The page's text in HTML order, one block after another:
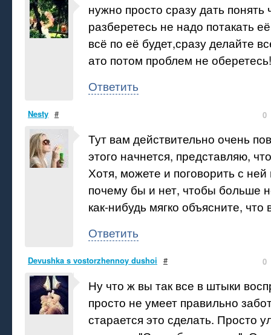
нужно просто сразу дать понять
разберетесь не надо потакать
всё по её будет,сразу делайте
ато потом проблем не
Ответить
Nesty # 0
Тут вам действительно очень
этого начнется, представляю,
Хотя, можете и поговорить с ней
почему бы и нет, чтобы больше
как-нибудь мягко объясните,
Ответить
Devushka s vostorzhennoy dushoi # 0
Ну что ж вы так все в штыки
просто не умеет правильно
старается это сделать. Просто